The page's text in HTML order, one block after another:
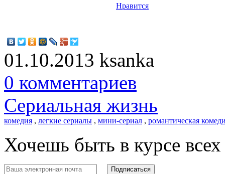
Нравится
01.10.2013 ksanka
0 комментариев
Сериальная жизнь
комедия , легкие сериалы , мини-сериал , романтическая
Хочешь быть в курсе